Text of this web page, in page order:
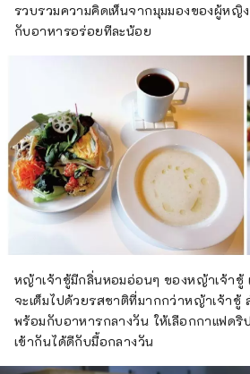
รวบรวมความคิดเห็นจากมุมมองของผู้หญิ
กับอาหารอร่อยทีละน้อย
หญ้าเจ้าชู้มีกลิ่นหอมอ่อนๆ ของหญ้าเจ้าชู้
จะเต็มไปด้วยรสชาติที่มากกว่าหญ้าเจ้าชู้
พร้อมกับอาหารกลางวัน ให้เลือกกาแฟด
เข้ากันได้ดีกับมื้อกลางวัน